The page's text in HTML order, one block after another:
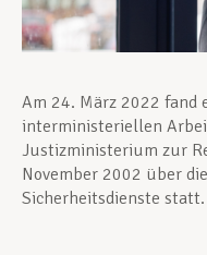
Am 24. März 2022 fand
interministeriellen
Justizministerium zur
November 2002 über
Sicherheitsdienste statt.